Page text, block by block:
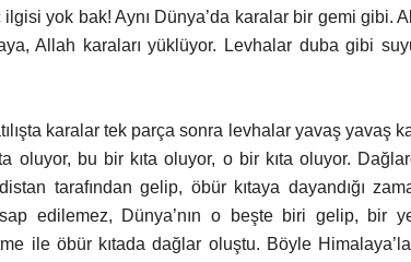
ilgisi yok bak! Aynı Dünya’da karalar bir gemi gibi.
Allah karaları yüklüyor. Levhalar duba gibi
karalar tek parça sonra levhalar yavaş yavaş
oluyor, bu bir kıta oluyor, o bir kıta oluyor.
tarafından gelip, öbür kıtaya dayandığı
edilemez, Dünya’nın o beşte biri gelip, bir
ile öbür kıtada dağlar oluştu. Böyle